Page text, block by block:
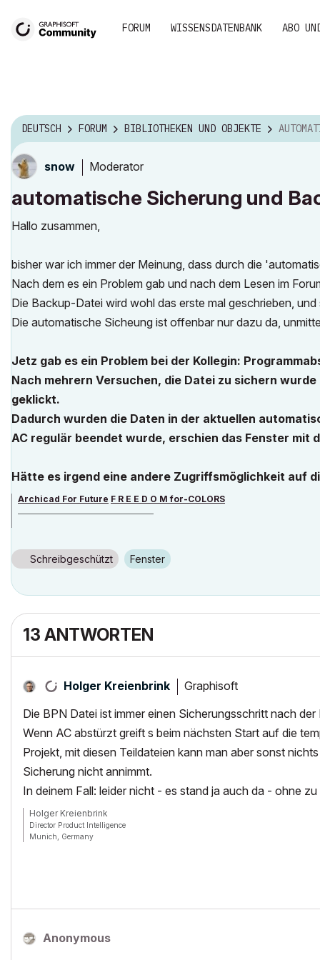
FORUM WISSENSDATENBANK ABO
DEUTSCH FORUM BIBLIOTHEKEN UND OBJEKTE
snow Moderator
automatische Sicherung und
Hallo zusammen,
bisher war ich immer der Meinung, dass durch die
Nach dem es ein Problem gab und nach dem Lesen im
Die Backup-Datei wird wohl das erste mal geschrieben,
Die automatische Sicheung ist offenbar nur dazu da,
Jetz gab es ein Problem bei der Kollegin:
Nach mehrern Versuchen, die Datei zu sichern
geklickt.
Dadurch wurden die Daten in der aktuellen
AC regulär beendet wurde, erschien das Fenster mit
Hätte es irgend eine andere Zugriffsmöglichkeit auf
Archicad For Future F R E E D O M for-COLORS
Schreibgeschützt Fenster
13 ANTWORTEN
Holger Kreienbrink
Graphisoft
Die BPN Datei ist immer einen Sicherungsschritt nach
Wenn AC abstürzt greift s beim nächsten Start auf die
Projekt, mit diesen Teildateien kann man aber sonst
Sicherung nicht annimmt.
In deinem Fall: leider nicht - es stand ja auch da - ohne
Holger Kreienbrink
Director Product Intelligence
Munich, Germany
Anonymous